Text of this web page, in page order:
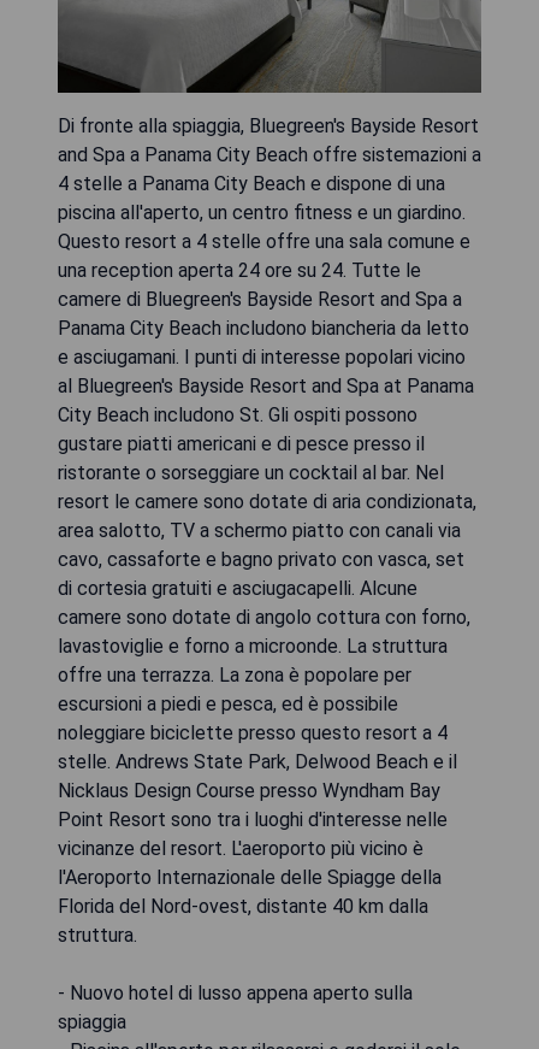
Di fronte alla spiaggia, Bluegreen's Bayside Resort
and Spa a Panama City Beach offre sistemazioni a
4 stelle a Panama City Beach e dispone di una
piscina all'aperto, un centro fitness e un giardino.
Questo resort a 4 stelle offre una sala comune e
una reception aperta 24 ore su 24. Tutte le
camere di Bluegreen's Bayside Resort and Spa a
Panama City Beach includono biancheria da letto
e asciugamani. I punti di interesse popolari vicino
al Bluegreen's Bayside Resort and Spa at Panama
City Beach includono St. Gli ospiti possono
gustare piatti americani e di pesce presso il
ristorante o sorseggiare un cocktail al bar. Nel
resort le camere sono dotate di aria condizionata,
area salotto, TV a schermo piatto con canali via
cavo, cassaforte e bagno privato con vasca, set
di cortesia gratuiti e asciugacapelli. Alcune
camere sono dotate di angolo cottura con forno,
lavastoviglie e forno a microonde. La struttura
offre una terrazza. La zona è popolare per
escursioni a piedi e pesca, ed è possibile
noleggiare biciclette presso questo resort a 4
stelle. Andrews State Park, Delwood Beach e il
Nicklaus Design Course presso Wyndham Bay
Point Resort sono tra i luoghi d'interesse nelle
vicinanze del resort. L'aeroporto più vicino è
l'Aeroporto Internazionale delle Spiagge della
Florida del Nord-ovest, distante 40 km dalla
struttura.
- Nuovo hotel di lusso appena aperto sulla
spiaggia